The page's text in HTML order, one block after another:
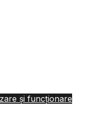
și funcționare